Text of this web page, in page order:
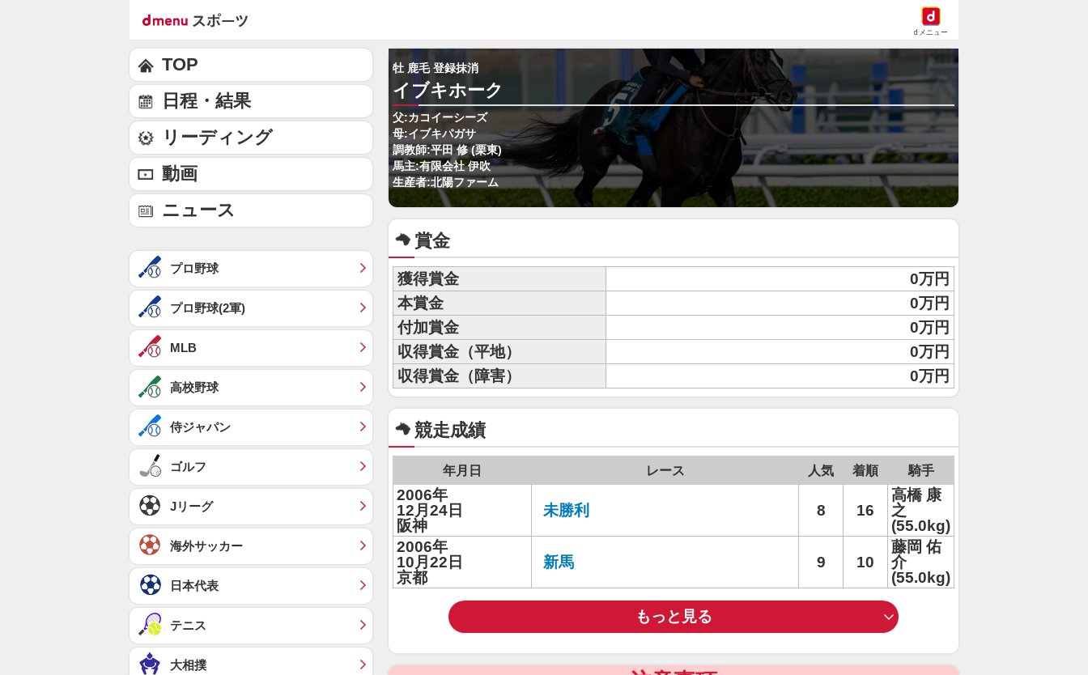
dメニュー
牡 鹿毛 登録抹消
イブキホーク
父:カコイーシーズ
母:イブキパガサ
調教師:平田 修 (栗東)
馬主:有限会社 伊吹
生産者:北陽ファーム
賞金
獲得賞金
0万円
本賞金
0万円
付加賞金
0万円
収得賞金（平地）
0万円
収得賞金（障害）
0万円
競走成績
年月日 レース 人気 着順 騎手
2006年
12月24日
阪神
未勝利 8 16
高橋 康
之
(55.0kg)
2006年
10月22日
京都
新馬 9 10
藤岡 佑
介
(55.0kg)
もっと見る
TOP
日程・結果
リーディング
動画
ニュース
プロ野球
プロ野球(2軍)
MLB
高校野球
侍ジャパン
ゴルフ
Jリーグ
海外サッカー
日本代表
テニス
大相撲